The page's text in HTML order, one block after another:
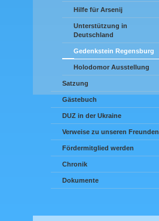
Hilfe für Arsenij
Unterstützung in
Deutschland
Gedenkstein Regensburg
Holodomor Ausstellung
Satzung
Gästebuch
DUZ in der Ukraine
Verweise zu unseren Freunden
Fördermitglied werden
Chronik
Dokumente